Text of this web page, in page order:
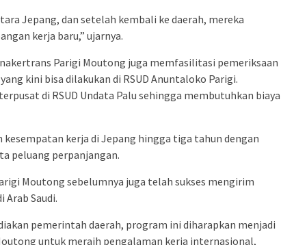
Jepang, dan setelah kembali ke daerah, mereka
kerja baru,” ujarnya.
Parigi Moutong juga memfasilitasi pemeriksaan
kini bisa dilakukan di RSUD Anuntaloko Parigi.
di RSUD Undata Palu sehingga membutuhkan biaya
kerja di Jepang hingga tiga tahun dengan
peluang perpanjangan.
Moutong sebelumnya juga telah sukses mengirim
Saudi.
pemerintah daerah, program ini diharapkan menjadi
untuk meraih pengalaman kerja internasional,